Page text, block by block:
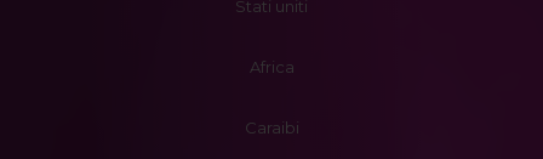
Stati uniti
Africa
Caraibi